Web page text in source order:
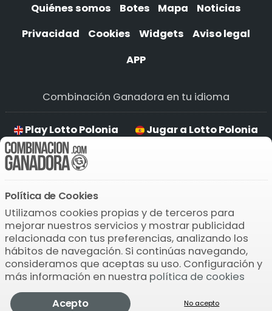
Lotto
Polonia
Comprobar Pronosticador Jugar
Quiénes somos Botes Mapa
Noticias
Privacidad
Cookies Widgets
Aviso legal
APP
Combinación Ganadora en tu idioma
Play Lotto Polonia Jugar a Lotto Polonia
Jogar Lotto Polonia
Descarga la APP
Política de Cookies
Utilizamos cookies propias y de terceros para
mejorar nuestros servicios y mostrar publicidad
relacionada con tus preferencias, analizando los
hábitos de navegación. Si continúas navegando,
consideramos que aceptas su uso. Configuración y
más información en nuestra política de cookies
Acepto
No acepto